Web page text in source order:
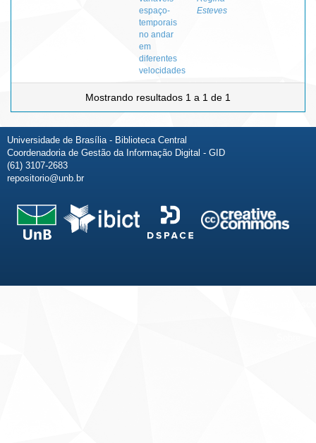
espaço-
temporais
no andar
em
diferentes
velocidades
Esteves
Mostrando resultados 1 a 1 de 1
Universidade de Brasília - Biblioteca Central
Coordenadoria de Gestão da Informação Digital - GID
(61) 3107-2683
repositorio@unb.br